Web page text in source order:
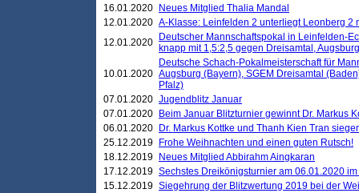
16.01.2020
Neues Mitglied Thalia Mandal
12.01.2020 A-Klasse: Leinfelden 2 unterliegt Leonberg 2
12.01.2020
Deutscher Mannschaftspokal in Leinfelden-
knapp mit 1,5:2,5 gegen Dreisamtal,
10.01.2020
Deutsche Schach-Pokalmeisterschaft für
Augsburg (Bayern), SGEM Dreisamtal
Pfalz)
07.01.2020 Jugendblitz Januar
07.01.2020
Beim Januar Blitzturnier gewinnt Dr. Markus
06.01.2020
Dr. Markus Kottke und Thanh Kien Tran
25.12.2019
Frohe Weihnachten und einen guten Rutsch!
18.12.2019
Neues Mitglied Abbirahm Aingkaran
17.12.2019 Sechstes Dreikönigsturnier am 06.01.2020
15.12.2019 Siegehrung der Blitzwertung 2019 bei der